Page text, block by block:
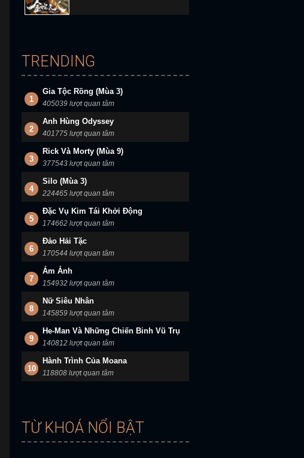
TRENDING
1
Gia Tộc Rồng (Mùa 3)
405039 lượt quan tâm
2
Anh Hùng Odyssey
401775 lượt quan tâm
3
Rick Và Morty (Mùa 9)
377543 lượt quan tâm
4
Silo (Mùa 3)
224465 lượt quan tâm
5
Đặc Vụ Kim Tái Khởi Động
174662 lượt quan tâm
6
Đảo Hải Tặc
170544 lượt quan tâm
7
Ám Ảnh
154932 lượt quan tâm
8
Nữ Siêu Nhân
145859 lượt quan tâm
9
He-Man Và Những Chiến Binh Vũ Trụ
140812 lượt quan tâm
10
Hành Trình Của Moana
118808 lượt quan tâm
TỪ KHOÁ NỔI BẬT